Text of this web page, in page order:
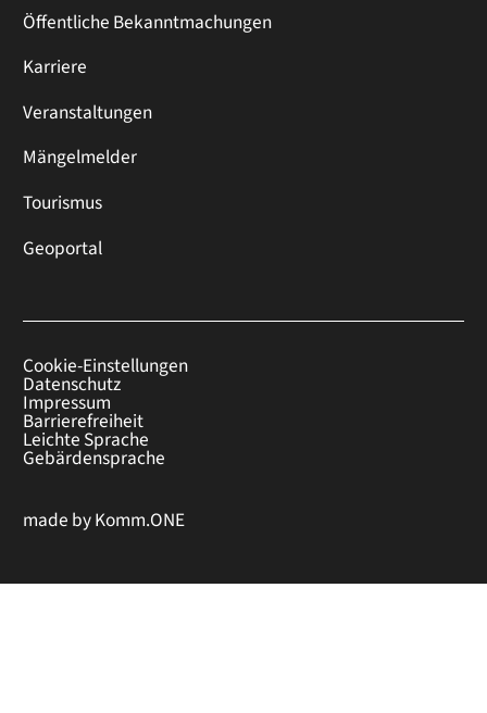
Öffentliche Bekanntmachungen
Karriere
Veranstaltungen
Mängelmelder
Tourismus
Geoportal
Cookie-Einstellungen
Datenschutz
Impressum
Barrierefreiheit
Leichte Sprache
Gebärdensprache
made byKomm.ONE